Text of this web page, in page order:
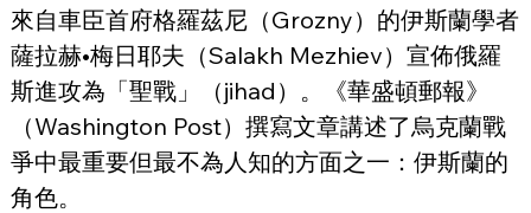
來自車臣首府格羅茲尼（Grozny）的伊斯蘭學者
薩拉赫•梅日耶夫（Salakh Mezhiev）宣佈俄羅
斯進攻為「聖戰」（jihad）。《華盛頓郵報》
（Washington Post）撰寫文章講述了烏克蘭戰
爭中最重要但最不為人知的方面之一：伊斯蘭的
角色。